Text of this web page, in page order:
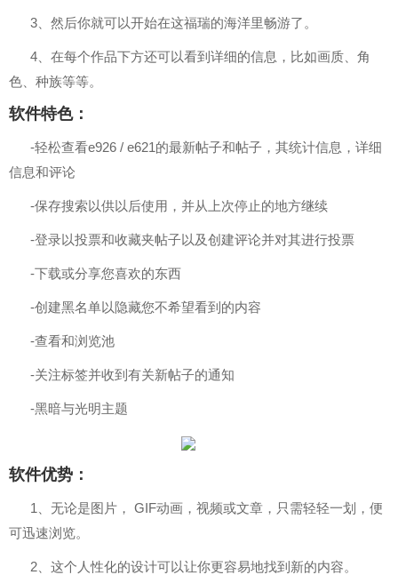
3、然后你就可以开始在这福瑞的海洋里畅游了。
4、在每个作品下方还可以看到详细的信息，比如画质、角
色、种族等等。
软件特色：
-轻松查看e926 / e621的最新帖子和帖子，其统计信息，详细
信息和评论
-保存搜索以供以后使用，并从上次停止的地方继续
-登录以投票和收藏夹帖子以及创建评论并对其进行投票
-下载或分享您喜欢的东西
-创建黑名单以隐藏您不希望看到的内容
-查看和浏览池
-关注标签并收到有关新帖子的通知
-黑暗与光明主题
软件优势：
1、无论是图片， GIF动画，视频或文章，只需轻轻一划，便
可迅速浏览。
2、这个人性化的设计可以让你更容易地找到新的内容。